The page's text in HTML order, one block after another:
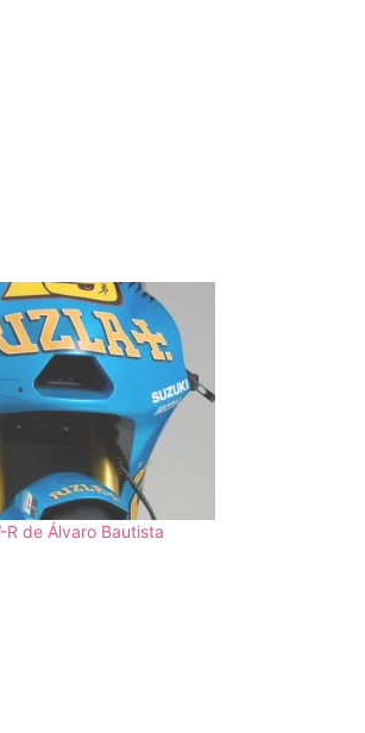
R de Álvaro Bautista